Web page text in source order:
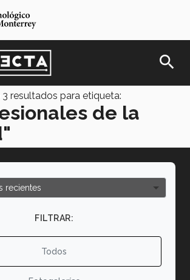
search
3 resultados para etiqueta:
de la
FILTRAR:
Todos